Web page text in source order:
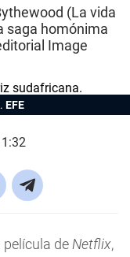
(La vida
saga homónima
Image
EFE
película de Netflix,